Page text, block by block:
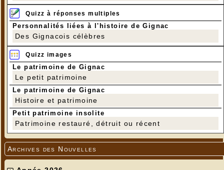
Quizz à réponses multiples
Personnalités liées à l'histoire de Gignac
Des Gignacois célèbres
Quizz images
Le patrimoine de Gignac
Le petit patrimoine
Le patrimoine de Gignac
Histoire et patrimoine
Petit patrimoine insolite
Patrimoine restauré, détruit ou récent
Archives des Nouvelles